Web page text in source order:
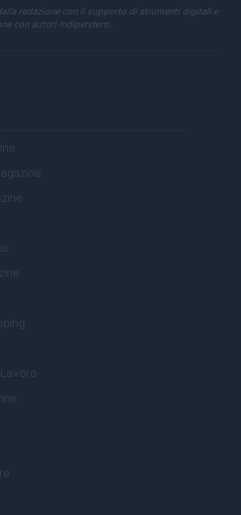
redazione con il supporto di strumenti digitali e
con autori indipendenti.